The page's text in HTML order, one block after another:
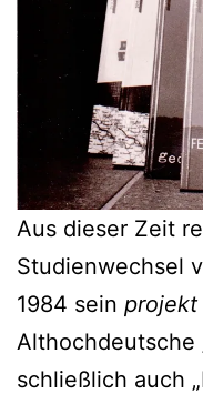
Aus dieser Zeit
Studienwechsel
1984 sein projekt
Althochdeutsche
schließlich auch